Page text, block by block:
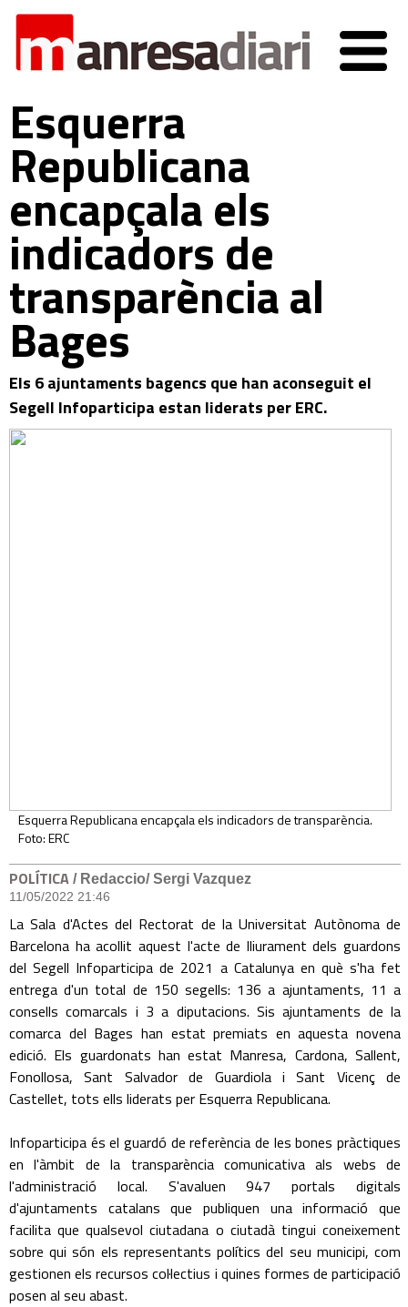
Esquerra
Republicana
encapçala els
indicadors de
transparència al
Bages
Els 6 ajuntaments bagencs que han aconseguit el
Segell Infoparticipa estan liderats per ERC.
Esquerra Republicana encapçala els indicadors de transparència.
Foto: ERC
POLÍTICA / Redaccio/ Sergi Vazquez
11/05/2022 21:46
La Sala d'Actes del Rectorat de la Universitat Autònoma de
Barcelona ha acollit aquest l'acte de lliurament dels guardons
del Segell Infoparticipa de 2021 a Catalunya en què s'ha fet
entrega d'un total de 150 segells: 136 a ajuntaments, 11 a
consells comarcals i 3 a diputacions. Sis ajuntaments de la
comarca del Bages han estat premiats en aquesta novena
edició. Els guardonats han estat Manresa, Cardona, Sallent,
Fonollosa, Sant Salvador de Guardiola i Sant Vicenç de
Castellet, tots ells liderats per Esquerra Republicana.
Infoparticipa és el guardó de referència de les bones pràctiques
en l'àmbit de la transparència comunicativa als webs de
l'administració local. S'avaluen 947 portals digitals
d'ajuntaments catalans que publiquen una informació que
facilita que qualsevol ciutadana o ciutadà tingui coneixement
sobre qui són els representants polítics del seu municipi, com
gestionen els recursos col·lectius i quines formes de participació
posen al seu abast.